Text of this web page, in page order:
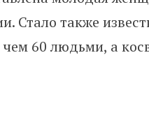
Стало также
60 людьми, а